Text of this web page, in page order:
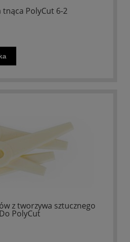
tnąca PolyCut 6-2
z tworzywa sztucznego
Do PolyCut